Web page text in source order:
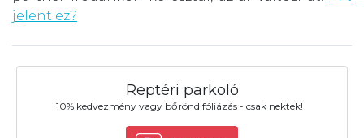
jelent ez?
Reptéri parkoló
10% kedvezmény vagy bőrönd fóliázás - csak nektek!